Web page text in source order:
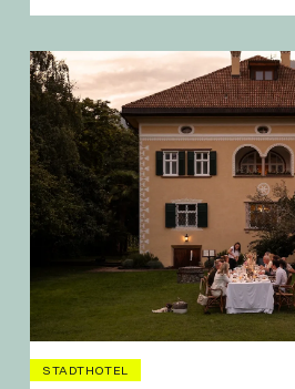
STADTHOTEL